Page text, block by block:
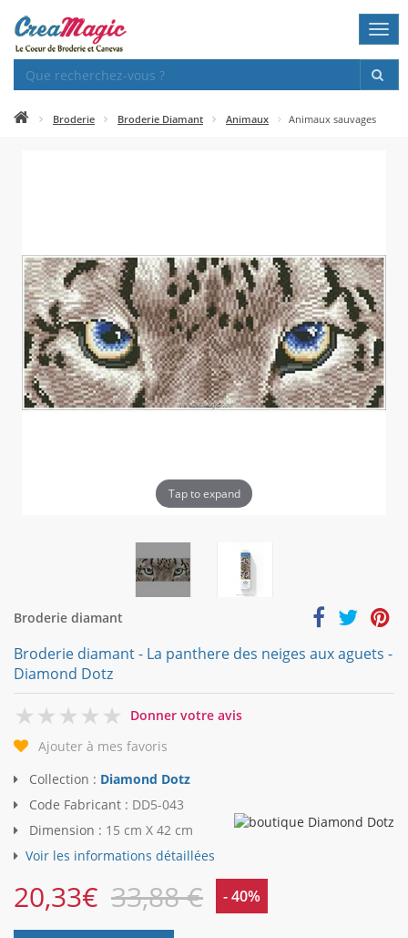
Broderie Broderie Diamant Animaux Animaux sauvages
Tap to expand
Broderie diamant
Broderie diamant - La panthere des neiges aux aguets -
Diamond Dotz
0
Donner votre avis
Ajouter à mes favoris
Collection : Diamond Dotz
Code Fabricant : DD5-043
Dimension : 15 cm X 42 cm
Voir les informations détaillées
20,33€ 33,88 € - 40%